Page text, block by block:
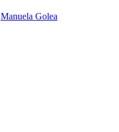
Manuela Golea